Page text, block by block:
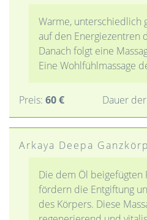
Warme, unterschiedlich
auf den Energiezentren
Danach folgt eine
Eine Wohlfühlmassage
Dauer
Preis: 60 €
Arkaya Deepa
Die dem Öl beigefügten
fördern die Entgiftung
des Körpers. Diese